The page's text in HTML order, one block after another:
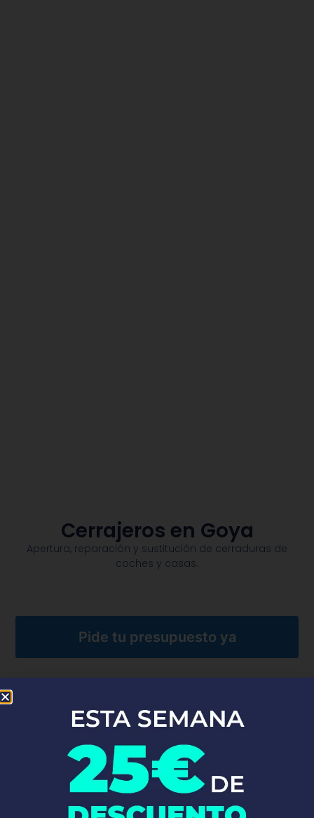
Cerrajeros en Goya
Apertura, reparación y sustitución de cerraduras de
coches y casas.​
Pide tu presupuesto ya